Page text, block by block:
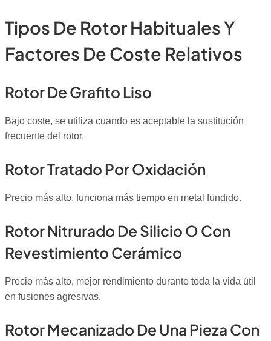
Tipos De Rotor Habituales Y
Factores De Coste Relativos
Rotor De Grafito Liso
Bajo coste, se utiliza cuando es aceptable la sustitución
frecuente del rotor.
Rotor Tratado Por Oxidación
Precio más alto, funciona más tiempo en metal fundido.
Rotor Nitrurado De Silicio O Con
Revestimiento Cerámico
Precio más alto, mejor rendimiento durante toda la vida útil
en fusiones agresivas.
Rotor Mecanizado De Una Pieza Con